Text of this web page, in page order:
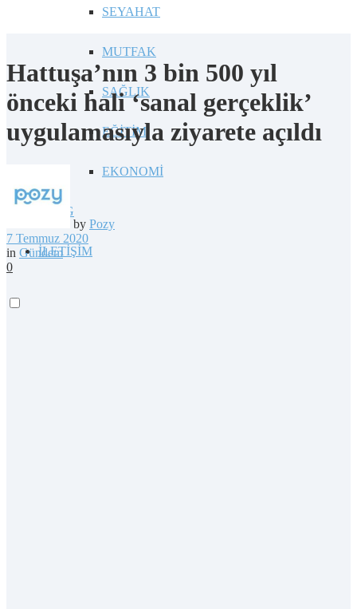
SEYAHAT
MUTFAK
SAĞLIK
EĞİTİM
EKONOMİ
BLOG
İLETİŞİM
Hattuşa’nın 3 bin 500 yıl
önceki hali ‘sanal gerçeklik’
uygulamasıyla ziyarete açıldı
by Pozy
7 Temmuz 2020
in Gündem
0